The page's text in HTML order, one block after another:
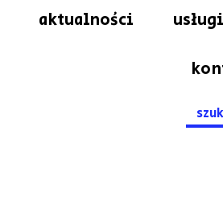
aktualności
for: